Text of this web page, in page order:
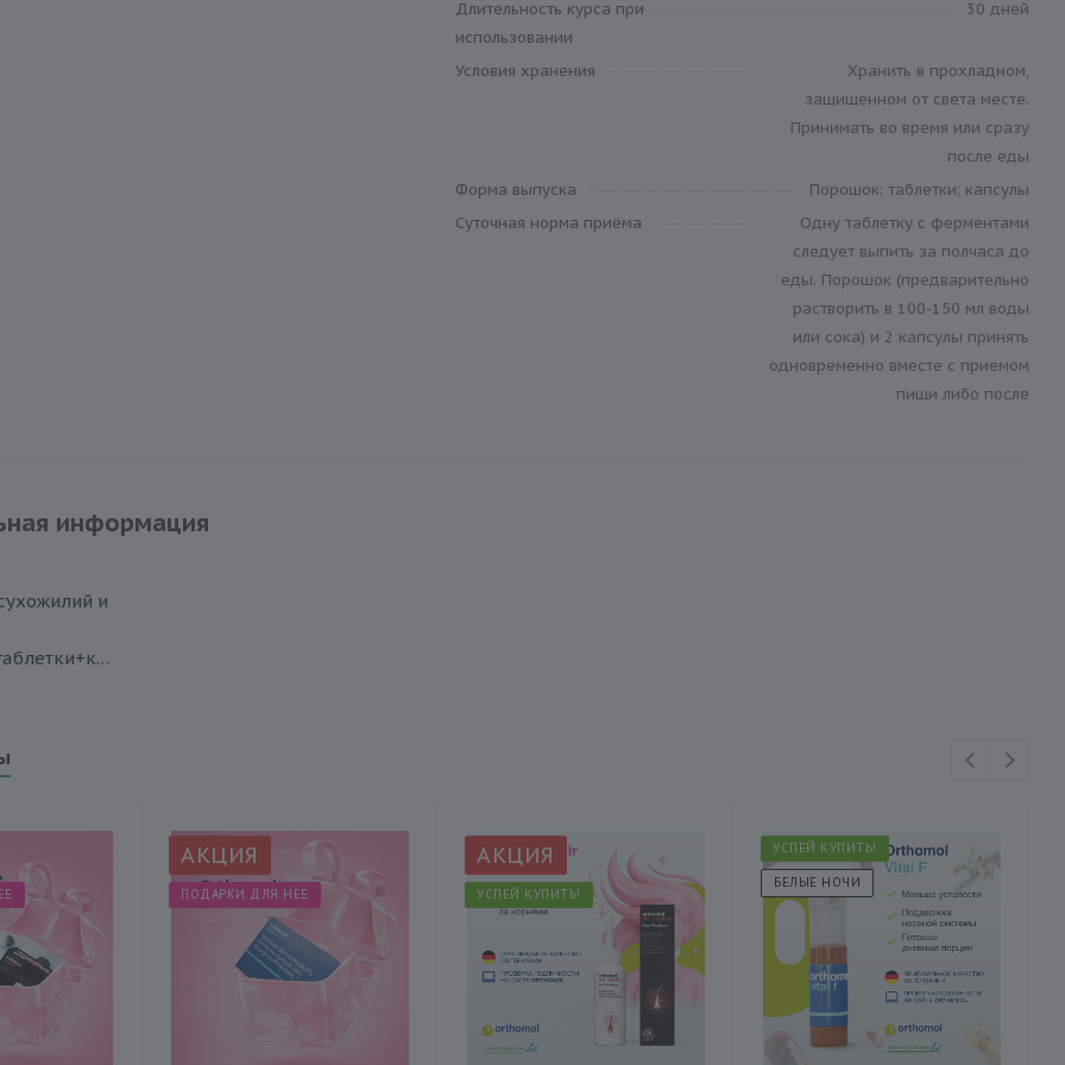
Длительность курса при
использовании
30 дней
Условия хранения
Хранить в прохладном,
защищенном от света месте.
Принимать во время или сразу
после еды
Форма выпуска
Порошок; таблетки; капсулы
Суточная норма приёма
Одну таблетку с ферментами
следует выпить за полчаса до
еды. Порошок (предварительно
растворить в 100-150 мл воды
или сока) и 2 капсулы принять
одновременно вместе с приемом
пищи либо после
информация
и
(порошок+таблетки+капсулы)
АКЦИЯ
ПОДАРКИ ДЛЯ НЕЕ
АКЦИЯ
УСПЕЙ КУПИТЬ!
УСПЕЙ КУПИТЬ!
БЕЛЫЕ НОЧИ